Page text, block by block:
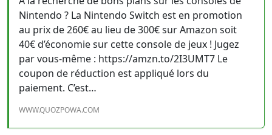
Nintendo ? La Nintendo Switch est en promotion
au prix de 260€ au lieu de 300€ sur Amazon soit
40€ d’économie sur cette console de jeux ! Jugez
par vous-même : https://amzn.to/2I3UMT7 Le
coupon de réduction est appliqué lors du
paiement. C’est…
WWW.QUOZPOWA.COM